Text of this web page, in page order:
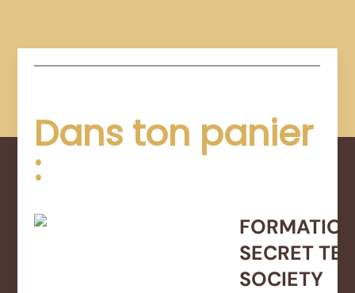
Dans ton panier
:
SECRET TEF
SOCIETY